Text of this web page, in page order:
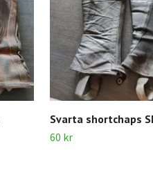
Svarta shortchaps
60 kr